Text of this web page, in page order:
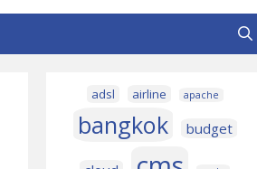
adsl airline apache
bangkok budget